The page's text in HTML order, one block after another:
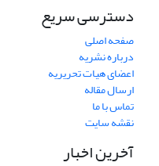
دسترسی سریع
صفحه اصلی
درباره نشریه
اعضای هیات تحریریه
ارسال مقاله
تماس با ما
نقشه سایت
آخرین اخبار